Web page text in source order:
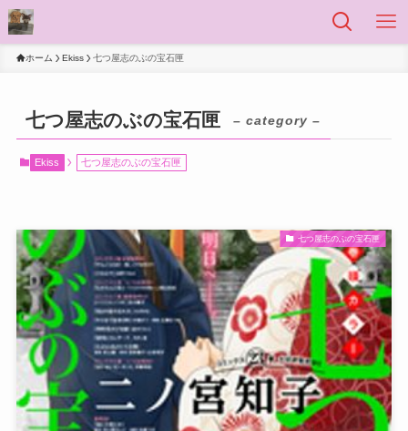
ホーム Ekiss 七つ屋志のぶの宝石匣
七つ屋志のぶの宝石匣 – category –
Ekiss 七つ屋志のぶの宝石匣
七つ屋志のぶの宝石匣